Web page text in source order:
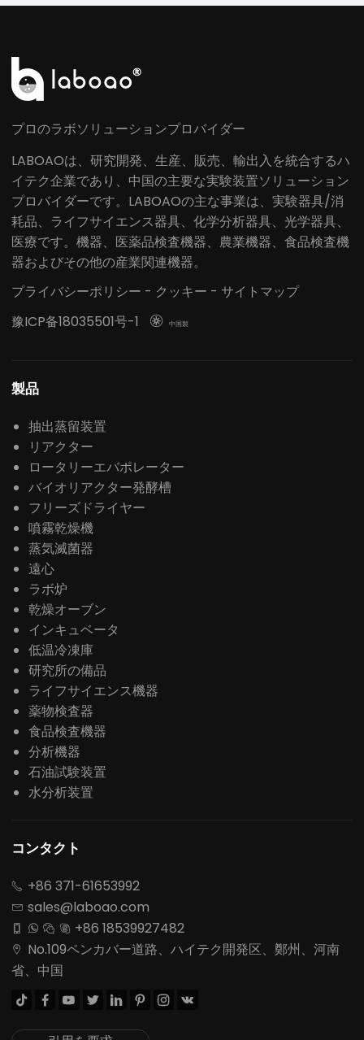
プロのラボソリューションプロバイダー
LABOAOは、研究開発、生産、販売、輸出入を統合するハ
イテク企業であり、中国の主要な実験装置ソリューション
プロバイダーです。LABOAOの主な事業は、実験器具/消
耗品、ライフサイエンス器具、化学分析器具、光学器具、
医療です。機器、医薬品検査機器、農業機器、食品検査機
器およびその他の産業関連機器。
プライバシーポリシー - クッキー - サイトマップ
豫ICP备18035501号-1
 中国製
製品
抽出蒸留装置
リアクター
ロータリーエバポレーター
バイオリアクター発酵槽
フリーズドライヤー
噴霧乾燥機
蒸気滅菌器
遠心
ラボ炉
乾燥オーブン
インキュベータ
低温冷凍庫
研究所の備品
ライフサイエンス機器
薬物検査器
食品検査機器
分析機器
石油試験装置
水分析装置
コンタクト
 +86 371-61653992
 sales@laboao.com
    +86 18539927482

No.109ペンカバー道路、ハイテク開発区、鄭州、河南
省、中国
       